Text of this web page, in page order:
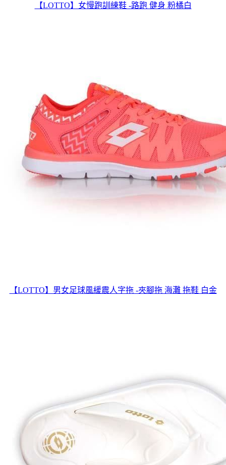
【LOTTO】女慢跑訓練鞋 -路跑 健身 粉橘白
【LOTTO】男女足球風緩震人字拖 -夾腳拖 海灘 拖鞋 白金